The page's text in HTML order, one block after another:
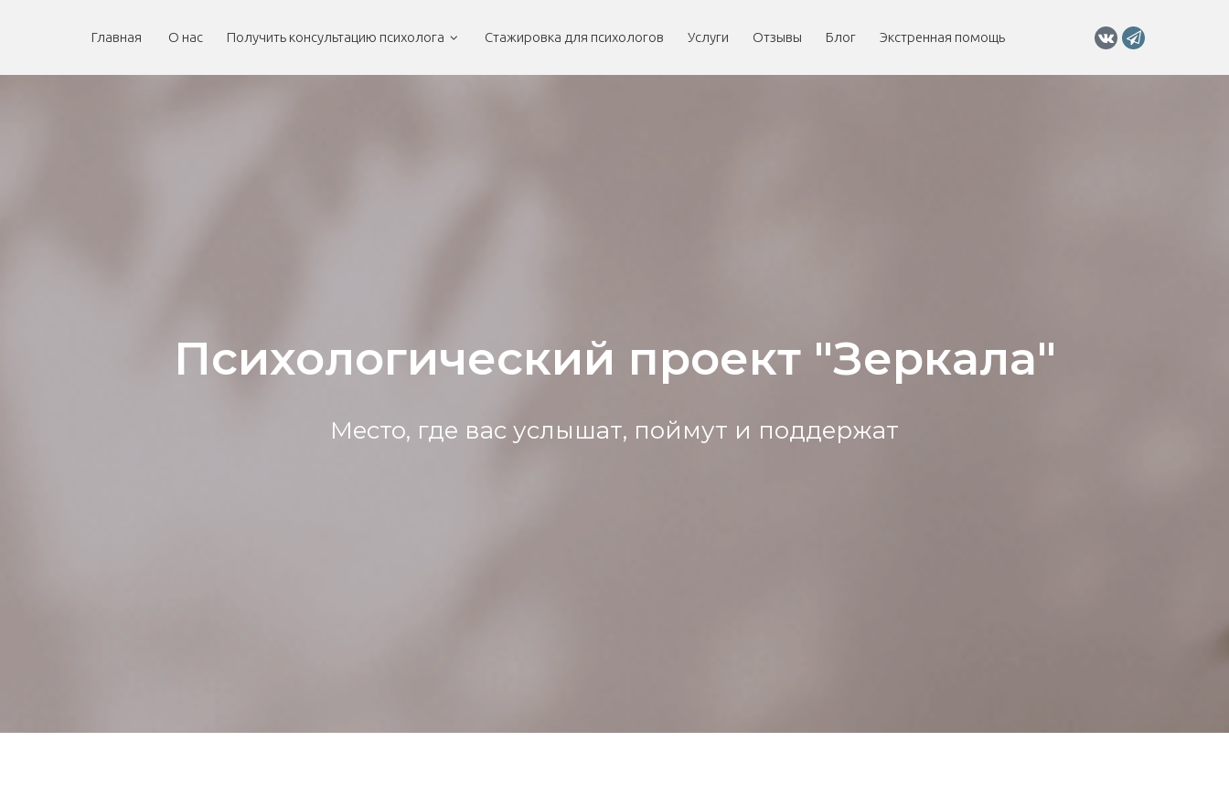
Главная О нас Получить консультацию психолога Стажировка для психологов Услуги Отзывы Блог Экстренная помощь
Психологический проект "Зеркала"
Место, где вас услышат, поймут и поддержат